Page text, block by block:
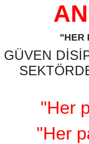
"HER
GÜVEN
"Her
"Her